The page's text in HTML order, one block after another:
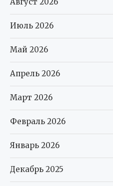
Апрель 2026
Март 2026
Февраль 2026
Январь 2026
Декабрь 2025
Октябрь 2025
Сентябрь 2025
Август 2025